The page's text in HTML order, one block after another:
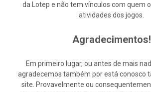
da Lotep e não tem vínculos com quem
atividades dos jogos.
Agradecimentos!
Em primeiro lugar, ou antes de mais
agradecemos também por está conosco
site. Provavelmente ou